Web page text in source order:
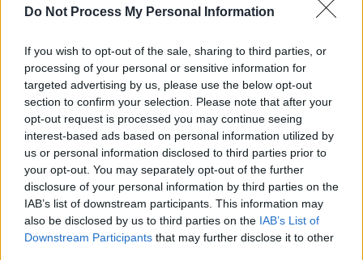
Do Not Process My Personal Information
If you wish to opt-out of the sale, sharing to third parties, or
processing of your personal or sensitive information for
targeted advertising by us, please use the below opt-out
section to confirm your selection. Please note that after your
opt-out request is processed you may continue seeing
interest-based ads based on personal information utilized by
us or personal information disclosed to third parties prior to
your opt-out. You may separately opt-out of the further
disclosure of your personal information by third parties on the
IAB’s list of downstream participants. This information may
also be disclosed by us to third parties on the IAB’s List of
Downstream Participants that may further disclose it to other
Στη φάση αυτή, της εθνικής πανδημίας, το
ποσό αυτό επιβάλλεται να δοθεί στην
πολιτεία για το δοκιμαζόμενο Εθνικό
Σύστημα Υγείας, ως δείγμα πολιτικής
ευθύνης και αλληλεγγύης. Δεν μπορεί να
περιμένει κανείς την ευαισθησία και
ευεργεσία του ιδιωτικού παράγοντα για την
αγορά αναγκαίων υλικών, και την ίδια στιγμή
το δημόσιο χρήμα να καταναλώνεται (δεν
λέω σπαταλιέται) για την υποστήριξη των
κομματικών υποχρεώσεων. Δόξα τω θεώ